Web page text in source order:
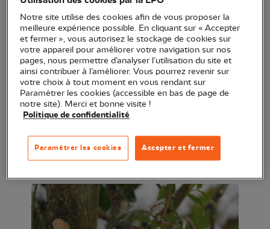
faire ? Venez-découvrir ce comptage avec un
ornithologue de la LPO Occitanie afin de pouvoir le
réaliser en autonomie par la suite !
Sortie gratuite animée par la LPO Occitanie en
partenariat avec laCommunauté de communes
Vallée de l’Hérault.
Prévoir chaussures de marche, vêtements adaptés
à la météo, jumelles (possibilité de prêt).
Notre site utilise des cookies afin de vous proposer la
meilleure expérience possible. En cliquant sur « Accepter
et fermer », vous autorisez le stockage de cookies sur
votre appareil pour améliorer votre navigation sur nos
pages, nous permettre d’analyser l’utilisation du site et
ainsi contribuer à l’améliorer. Vous pourrez revenir sur
votre choix à tout moment en vous rendant sur
Paramétrer les cookies (accessible en bas de page de
notre site). Merci et bonne visite !
Politique de confidentialité
Accepter et fermer
Paramétrer les cookies